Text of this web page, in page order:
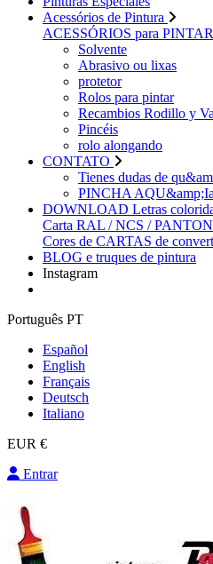
Acessórios de Pintura
ACESSÓRIOS para PINTAR
Solvente
Abrasivo ou lixas
protetor
Rolos para pintar
Recambios Rodillo y
Pincéis
rolo alongando
CONTATO
Tienes dudas de
PINCHA
DOWNLOAD Letras
Carta RAL / NCS /
Cores de CARTAS de
BLOG e truques de pintura
Instagram
Português PT
Español
English
Français
Deutsch
Italiano
EUR €
Entrar